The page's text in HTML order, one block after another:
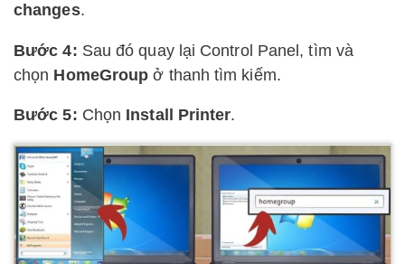
changes.
Bước 4: Sau đó quay lại Control Panel, tìm và
chọn HomeGroup ở thanh tìm kiếm.
Bước 5: Chọn Install Printer.